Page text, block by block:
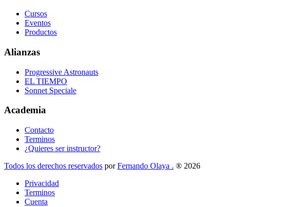
Cursos
Eventos
Productos
Alianzas
Progressive Astronauts
EL TIEMPO
Sonnet Speciale
Academia
Contacto
Terminos
¿Quieres ser instructor?
Todos los derechos reservados porFernando Olaya . ® 2026
Privacidad
Terminos
Cuenta